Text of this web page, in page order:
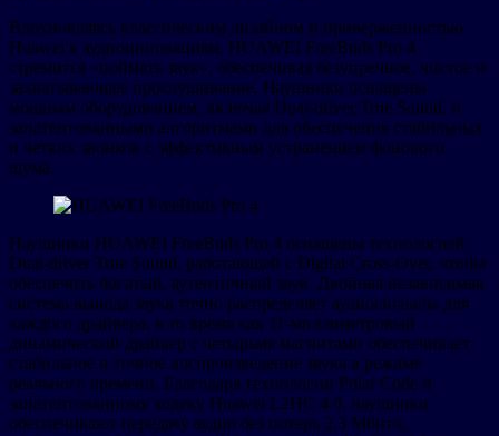
Вдохновляясь классическим дизайном и приверженностью
Huawei к аудиоинновациям, HUAWEI FreeBuds Pro 4
стремится «поймать звук», обеспечивая безупречное, чистое и
захватывающее прослушивание. Наушники оснащены
мощным оборудованием, включая Dual-driver True Sound, и
запатентованными алгоритмами для обеспечения стабильных
и четких звонков с эффективным устранением фонового
шума.
Наушники HUAWEI FreeBuds Pro 4 оснащены технологией
Dual-driver True Sound, работающей с Digital Cross-Over, чтобы
обеспечить богатый, аутентичный звук. Двойная независимая
система вывода звука точно распределяет аудиосигналы для
каждого драйвера, в то время как 11-миллиметровый
динамический драйвер с четырьмя магнитами обеспечивает
стабильное и точное воспроизведение звука в режиме
реального времени. Благодаря технологии Polar Code и
запатентованному кодеку Huawei L2HC 4.0, наушники
обеспечивают передачу аудио без потерь 2,3 Мбит/с,